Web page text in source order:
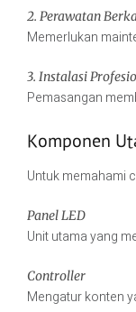
2. Perawatan
Memerlukan
3. Instalasi
Pemasangan
Komponen
Untuk memahami
Panel LED
Unit utama yang
Controller
Mengatur konten